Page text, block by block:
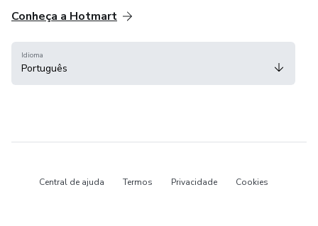
Conheça a Hotmart
Idioma
Português
Central de ajuda Termos Privacidade Cookies